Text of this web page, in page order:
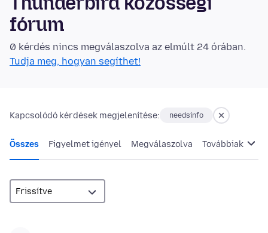
fórum
0 kérdés nincs megválaszolva az elmúlt 24 órában.
Tudja meg, hogyan segíthet!
Kapcsolódó kérdések megjelenítése: needsinfo
Összes Figyelmet igényel Megválaszolva Továbbiak